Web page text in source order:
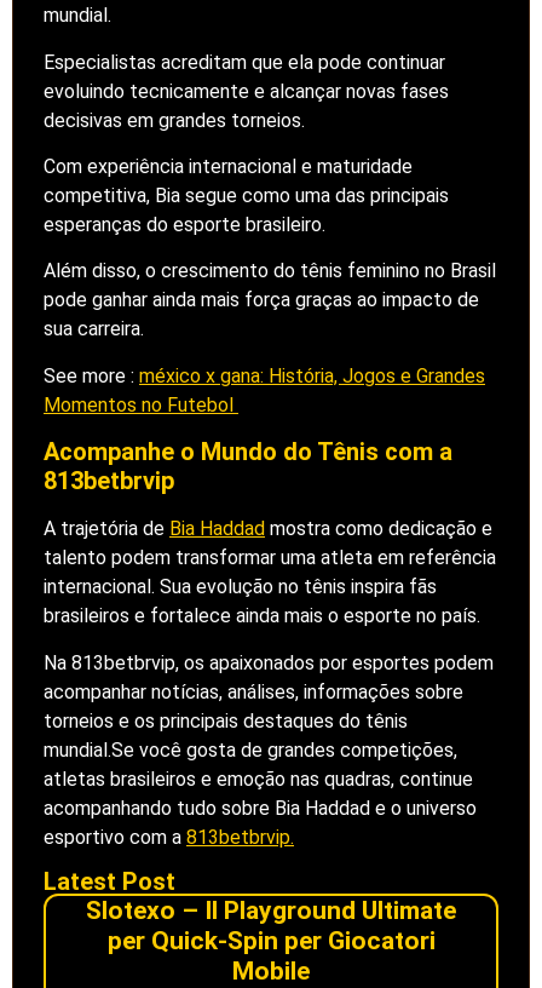
mundial.
Especialistas acreditam que ela pode continuar
evoluindo tecnicamente e alcançar novas fases
decisivas em grandes torneios.
Com experiência internacional e maturidade
competitiva, Bia segue como uma das principais
esperanças do esporte brasileiro.
Além disso, o crescimento do tênis feminino no Brasil
pode ganhar ainda mais força graças ao impacto de
sua carreira.
See more : méxico x gana: História, Jogos e Grandes
Momentos no Futebol
Acompanhe o Mundo do Tênis com a
813betbrvip
A trajetória de Bia Haddad mostra como dedicação e
talento podem transformar uma atleta em referência
internacional. Sua evolução no tênis inspira fãs
brasileiros e fortalece ainda mais o esporte no país.
Na 813betbrvip, os apaixonados por esportes podem
acompanhar notícias, análises, informações sobre
torneios e os principais destaques do tênis
mundial.Se você gosta de grandes competições,
atletas brasileiros e emoção nas quadras, continue
acompanhando tudo sobre Bia Haddad e o universo
esportivo com a 813betbrvip.
Latest Post
Slotexo – Il Playground Ultimate
per Quick‑Spin per Giocatori
Mobile